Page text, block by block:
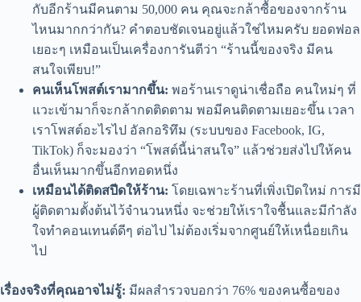
กับอีกร้านมีคนตาม 50,000 คน คุณจะกล้าซื้อของจากร้าน
ไหนมากกว่ากัน? คำตอบชัดเจนอยู่แล้วใช่ไหมครับ ยอดฟอล
เยอะๆ เหมือนเป็นเครื่องการันตีว่า “ร้านนี้ของจริง มีคน
สนใจเพียบ!”
คนเห็นโพสต์เรามากขึ้น: พอร้านเราดูน่าเชื่อถือ คนใหม่ๆ ที่
แวะเข้ามาก็จะกล้ากดติดตาม พอมีคนติดตามเยอะขึ้น เวลา
เราโพสต์อะไรไป อัลกอริทึม (ระบบของ Facebook, IG,
TikTok) ก็จะมองว่า “โพสต์นี้น่าสนใจ” แล้วช่วยส่งไปให้คน
อื่นเห็นมากขึ้นอีกทอดหนึ่ง
เหมือนได้ติดสปีดให้ร้าน: โดยเฉพาะร้านที่เพิ่งเปิดใหม่ การมี
ผู้ติดตามตั้งต้นไว้จำนวนหนึ่ง จะช่วยให้เราใจชื้นและมีกำลัง
ใจทำคอนเทนต์ดีๆ ต่อไป ไม่ต้องเริ่มจากศูนย์ให้เหนื่อยเกิน
ไป
เรื่องจริงที่คุณอาจไม่รู้: มีผลสำรวจบอกว่า 76% ของคนซื้อของ